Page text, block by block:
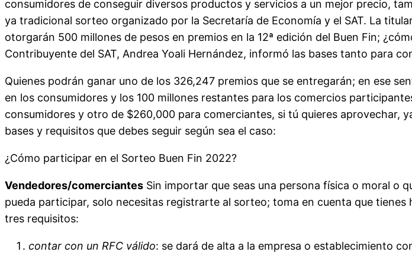
consumidores de conseguir diversos productos y servicios a un mejor precio,
ya tradicional sorteo organizado por la Secretaría de Economía y el SAT. La
otorgarán 500 millones de pesos en premios en la 12ª edición del Buen Fin;
Contribuyente del SAT, Andrea Yoali Hernández, informó las bases tanto para
Quienes podrán ganar uno de los 326,247 premios que se entregarán; en ese
en los consumidores y los 100 millones restantes para los comercios
consumidores y otro de $260,000 para comerciantes, si tú quieres aprovechar,
bases y requisitos que debes seguir según sea el caso:
¿Cómo participar en el Sorteo Buen Fin 2022?
Vendedores/comerciantes Sin importar que seas una persona física o moral o
pueda participar, solo necesitas registrarte al sorteo; toma en cuenta que
tres requisitos:
contar con un RFC válido: se dará de alta a la empresa o establecimiento